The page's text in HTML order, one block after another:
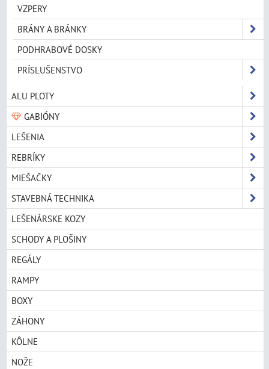
VZPERY
BRÁNY A BRÁNKY
PODHRABOVÉ DOSKY
PRÍSLUŠENSTVO
ALU PLOTY
GABIÓNY
LEŠENIA
REBRÍKY
MIEŠAČKY
STAVEBNÁ TECHNIKA
LEŠENÁRSKE KOZY
SCHODY A PLOŠINY
REGÁLY
RAMPY
BOXY
ZÁHONY
KÔLNE
NOŽE